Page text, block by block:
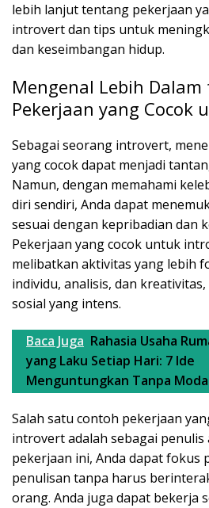
lebih lanjut tentang pekerjaan
introvert dan tips untuk
dan keseimbangan hidup.
Mengenal Lebih
Pekerjaan yang Cocok
Sebagai seorang introvert,
yang cocok dapat menjadi
Namun, dengan memahami
diri sendiri, Anda dapat
sesuai dengan kepribadian dan
Pekerjaan yang cocok untuk
melibatkan aktivitas yang lebih
individu, analisis, dan
sosial yang intens.
Baca Juga Rahasia Usaha
yang Laku Setiap Hari: 7 Ide
Menguntungkan Tanpa
Salah satu contoh pekerjaan
introvert adalah sebagai penulis
pekerjaan ini, Anda dapat fokus
penulisan tanpa harus
orang. Anda juga dapat bekerja